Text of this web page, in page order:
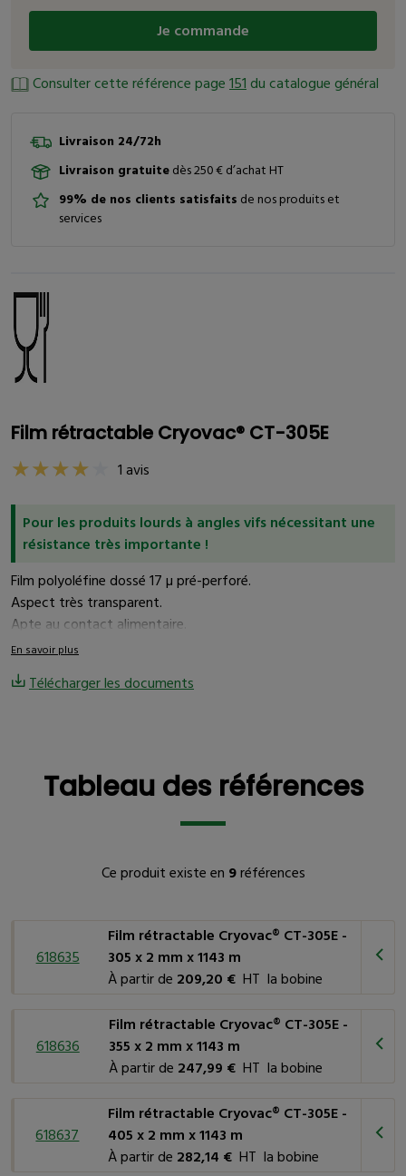
Film rétractable Cryovac® CT-305E
1 avis
Pour les produits lourds à angles vifs nécessitant une
résistance très importante !
Film polyoléfine dossé 17 µ pré-perforé.
Aspect très transparent.
Apte au contact alimentaire.
En savoir plus
Télécharger les documents
Je commande
Consulter cette référence page151du catalogue général
Livraison 24/72h
Livraison gratuitedès 250 € d’achat HT
99% de nos clients satisfaits de nos produits et
services
Tableau des références
Ce produit existe en 9références
618635
Film rétractable Cryovac® CT-305E -
305 x 2 mm x 1143 m
À partir de 209,20 € HT la bobine
618636
Film rétractable Cryovac® CT-305E -
355 x 2 mm x 1143 m
À partir de 247,99 €HT la bobine
618637
Film rétractable Cryovac® CT-305E -
405 x 2 mm x 1143 m
À partir de 282,14 €HT la bobine